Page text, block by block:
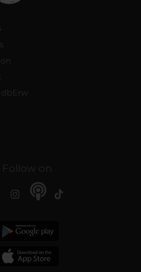
dbErw
Follow on